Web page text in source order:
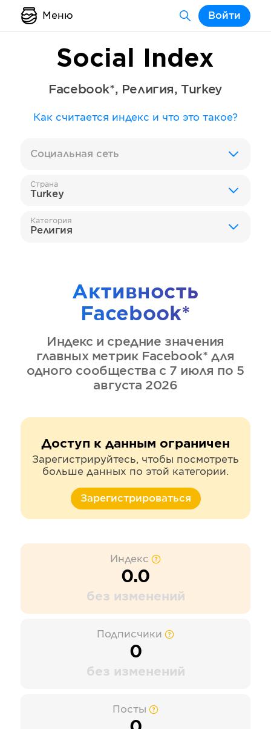
Меню Войти
Social Index
Facebook*, Религия, Turkey
Как считается индекс и что это такое?
Социальная сеть
Страна
Turkey
Категория
Религия
Активность
Facebook*
Индекс и средние значения
главных метрик Facebook* для
одного сообщества с 7 июля по 5
августа 2026
Доступ к данным ограничен
Зарегистрируйтесь, чтобы посмотреть
больше данных по этой категории.
Зарегистрироваться
Индекс
0.0
без изменений
Подписчики
0
без изменений
Посты